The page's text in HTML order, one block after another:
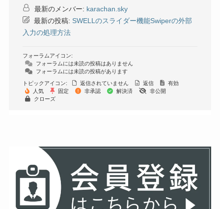
最新のメンバー: karachan.sky
最新の投稿: SWELLのスライダー機能Swiperの外部
入力の処理方法
フォーラムアイコン:
フォーラムには未読の投稿はありません
フォーラムには未読の投稿があります
トピックアイコン:
返信されていません 返信
有効
人気
固定 非承認 解決済
非公開
クローズ